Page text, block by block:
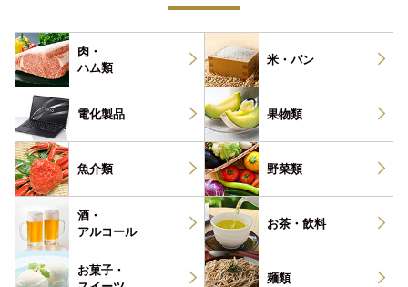
肉・
ハム類
米・パン
電化製品 果物類
魚介類 野菜類
酒・
アルコール
お茶・ 飲料
お菓子・
麺類